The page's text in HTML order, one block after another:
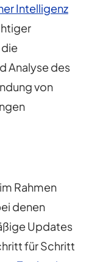
Intelligenz
Analyse des
von
Rahmen
denen
Updates
für Schritt